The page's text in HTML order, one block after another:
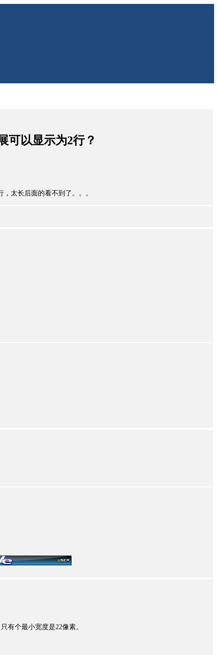
可以显示为2行？
太长后面的看不到了。。。
有个最小宽度是22像素。